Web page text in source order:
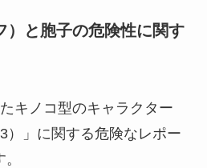
）と胞子の危険性に関す
キノコ型のキャラクター
）」に関する危険なレポー